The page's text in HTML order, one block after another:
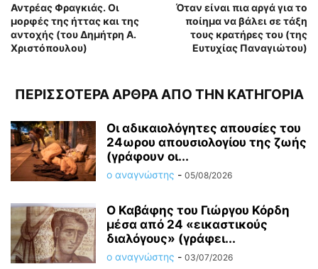
Αντρέας Φραγκιάς. Οι
μορφές της ήττας και της
αντοχής (του Δημήτρη Α.
Χριστόπουλου)
Όταν είναι πια αργά για το
ποίημα να βάλει σε τάξη
τους κρατήρες του (της
Ευτυχίας Παναγιώτου)
ΠΕΡΙΣΣΟΤΕΡΑ ΑΡΘΡΑ ΑΠΟ ΤΗΝ ΚΑΤΗΓΟΡΙΑ
Οι αδικαιολόγητες απουσίες του
24ωρου απουσιολογίου της ζωής
(γράφουν οι...
ο αναγνώστης - 05/08/2026
Ο Καβάφης του Γιώργου Κόρδη
μέσα από 24 «εικαστικούς
διαλόγους» (γράφει...
ο αναγνώστης - 03/07/2026